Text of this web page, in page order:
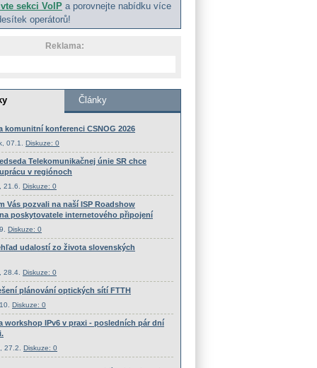
sekci VoIP a porovnejte nabídku více
operátorů!
Reklama: